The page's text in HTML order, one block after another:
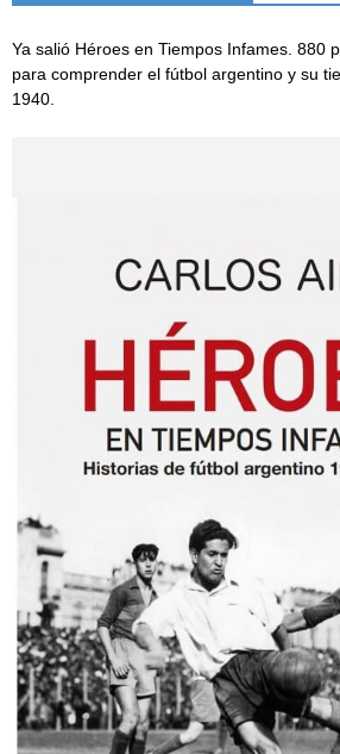
Ya salió Héroes en Tiempos Infames. 880
para comprender el fútbol argentino y su
1940.